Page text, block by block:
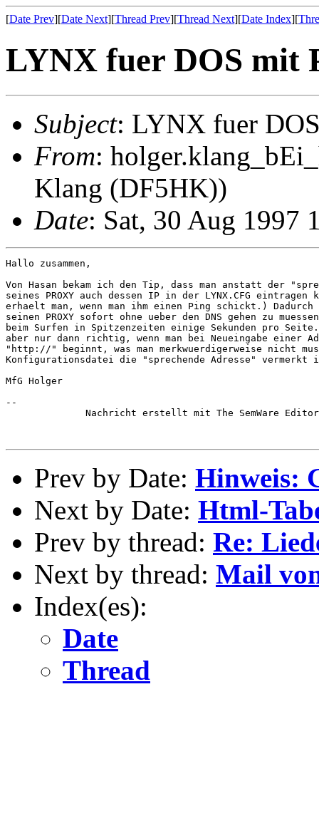
[Date Prev][Date Next][Thread Prev][Thread Next][Date Index][
LYNX fuer DOS mit
Subject: LYNX fuer
From:
Klang (DF5HK))
Date: Sat, 30 Aug 1997
Hallo zusammen,
Von Hasan bekam ich den Tip, dass man anstatt der
seines PROXY auch dessen IP in der LYNX.CFG eintragen
erhaelt man, wenn man ihm einen Ping schickt.)
seinen PROXY sofort ohne ueber den DNS gehen zu
beim Surfen in Spitzenzeiten einige Sekunden pro
aber nur dann richtig, wenn man bei Neueingabe einer
"http://" beginnt, was man merkwuerdigerweise nicht
Konfigurationsdatei die "sprechende Adresse" vermerkt
MfG Holger
--
Nachricht erstellt mit The SemWare
Prev by Date: Hinweis:
Next by Date: Html-
Prev by thread: Re:
Next by thread: Mail
Index(es):
Date
Thread